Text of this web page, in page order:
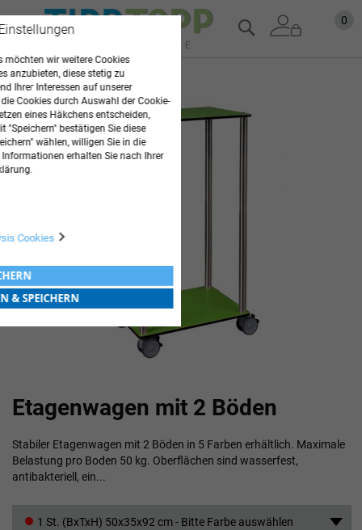
Zum
Inhalt
0
Suche
Etagenwagen mit 2 Böden
Stabiler Etagenwagen mit 2 Böden in 5 Farben erhältlich. Maximale
Belastung pro Boden 50 kg. Oberflächen sind wasserfest,
antibakteriell, ein...
1 St. (BxTxH) 50x35x92 cm - Bitte Farbe auswählen
Zum
Ende
der
Bildgalerie
springen
Anfang
der
springen
möchten wir weitere Cookies
anzubieten, diese stetig zu
Ihrer Interessen auf unserer
Cookies durch Auswahl der Cookie-
eines Häkchens entscheiden,
"Speichern" bestätigen Sie diese
wählen, willigen Sie in die
erhalten Sie nach Ihrer
Cookies
& SPEICHERN